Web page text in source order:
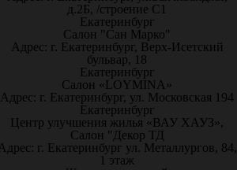
д.2Б, /строение С1
Екатеринбург
Салон "Сан Марко"
Адрес: г. Екатеринбург, Верх-Исетский
бульвар, 18
Екатеринбург
Салон «LOYMINA»
Адрес: г. Екатеринбург, ул. Московская 194
Екатеринбург
Центр улучшения жилья «ВАУ ХАУЗ»,
Салон "Декор ТД
г. Екатеринбург ул. Металлургов, 84,
1 этаж